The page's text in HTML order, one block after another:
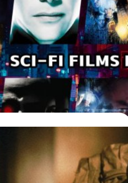
ตร์หรืออวกาศ เป็นหนังอีกประเภทที่
ตเรื่องราวตามจินตนาการออกมาให้
ามชื่อของแนวหนัง Science-Fiction)
งก็จะยิ่งขับเน้นให้หนังแนวนี้มีความ
ความสนุกของผู้ชมที่มีกับหนังด้วย
เคชันที่หนังเลือกมาใช้ถ่ายทำก็มีส่วน
the Fact จะชวนผู้อ่านออกไป
ที่และอ่านบทความนี้อยู่ก็ตาม) กับ
ตำนานทั่วโลก และถ้าอยากหาส
ว่ามีอยู่ตรงจุดไหนอีกบ้างบนโลก
Location ใน Google Map ดูได้เลย
ลอสแอนเจลิส ใน Blade Runner
อสแอนเจลิส ตั้งอยู่ที่ 304
days ago
ทคโนโลยีปัจจุบัน : เราเข้า
แล้วหรือยัง ?